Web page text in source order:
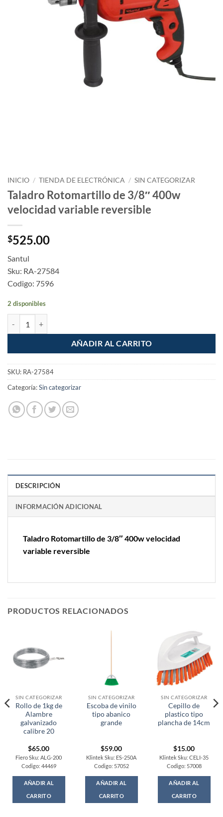
INICIO / TIENDA DE ELECTRÓNICA / SIN CATEGORIZAR
Taladro Rotomartillo de 3/8″ 400w
velocidad variable reversible
$525.00
Santul
Sku: RA-27584
Codigo: 7596
2 disponibles
AÑADIR AL CARRITO
SKU: RA-27584
Categoría:Sin categorizar
DESCRIPCIÓN
INFORMACIÓN ADICIONAL
Taladro Rotomartillo de 3/8″ 400w velocidad
variable reversible
PRODUCTOS RELACIONADOS
SIN CATEGORIZAR
Rollo de 1kg de
Alambre
galvanizado
calibre 20
$65.00
Fiero Sku: ALG-200
Codigo: 44469
AÑADIR AL
CARRITO
SIN CATEGORIZAR
Escoba de vinilo
tipo abanico
grande
$59.00
Klintek Sku: ES-250A
Codigo: 57052
AÑADIR AL
CARRITO
SIN CATEGORIZAR
Cepillo de
plastico tipo
plancha de 14cm
$15.00
Klintek Sku: CELI-35
Codigo: 57008
AÑADIR AL
CARRITO